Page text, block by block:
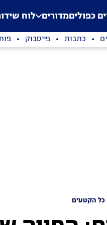
Application error: a
. כפוליםמדורים לוח
כתבות פייסבוק
כל הקטעים